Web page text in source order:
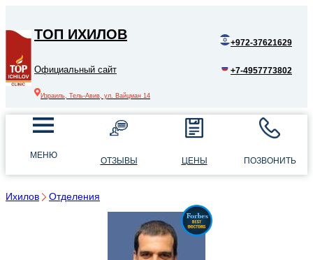
ТОП ИХИЛОВ
Официальный сайт
Израиль, Тель-Авив, ул. Вайцман 14
+972-37621629
+7-4957773802
МЕНЮ
ОТЗЫВЫ ЦЕНЫ ПОЗВОНИТЬ
Ихилов Отделения